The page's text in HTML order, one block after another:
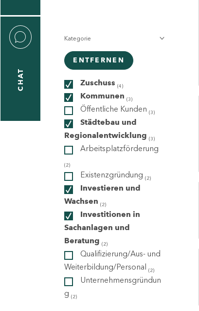
CHAT
Kategorie
ENTFERNEN
Zuschuss (4)
Kommunen (3)
Öffentliche Kunden (3)
Städtebau und
Regionalentwicklung (3)
Arbeitsplatzförderung
(2)
Existenzgründung (2)
Investieren und
Wachsen (2)
Investitionen in
Sachanlagen und
Beratung (2)
Qualifizierung/Aus- und
Weiterbildung/Personal (2)
Unternehmensgründun
g (2)